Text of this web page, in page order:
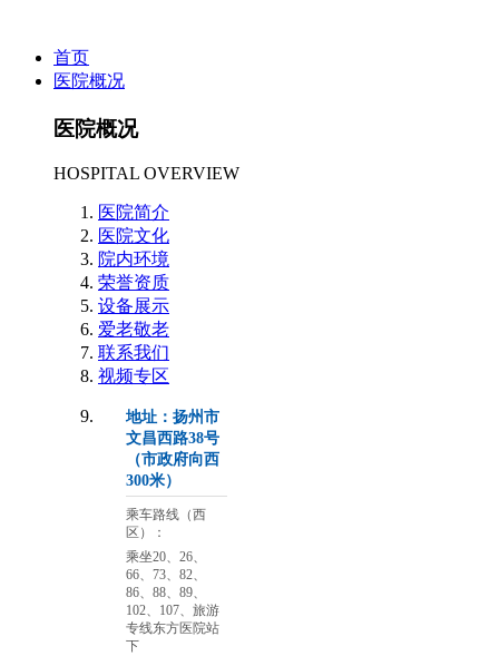
首页
医院概况
医院概况
HOSPITAL OVERVIEW
医院简介
医院文化
院内环境
荣誉资质
设备展示
爱老敬老
联系我们
视频专区
地址：扬州市
文昌西路38号
（市政府向西
300米）
乘车路线（西
区）：
乘坐20、26、
66、73、82、
86、88、89、
102、107、旅游
专线东方医院站
下